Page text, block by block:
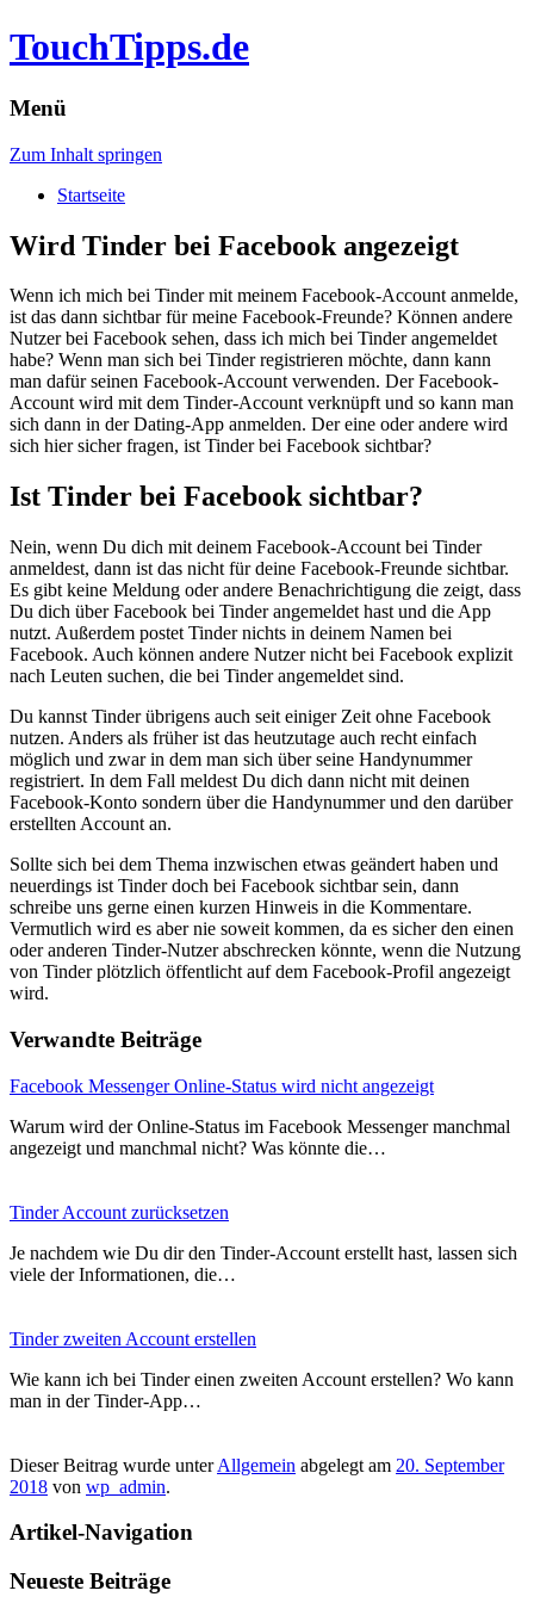
TouchTipps.de
Menü
Zum Inhalt springen
Startseite
Wird Tinder bei Facebook angezeigt
Wenn ich mich bei Tinder mit meinem Facebook-Account anmelde,
ist das dann sichtbar für meine Facebook-Freunde? Können andere
Nutzer bei Facebook sehen, dass ich mich bei Tinder angemeldet
habe? Wenn man sich bei Tinder registrieren möchte, dann kann
man dafür seinen Facebook-Account verwenden. Der Facebook-
Account wird mit dem Tinder-Account verknüpft und so kann man
sich dann in der Dating-App anmelden. Der eine oder andere wird
sich hier sicher fragen, ist Tinder bei Facebook sichtbar?
Ist Tinder bei Facebook sichtbar?
Nein, wenn Du dich mit deinem Facebook-Account bei Tinder
anmeldest, dann ist das nicht für deine Facebook-Freunde sichtbar.
Es gibt keine Meldung oder andere Benachrichtigung die zeigt, dass
Du dich über Facebook bei Tinder angemeldet hast und die App
nutzt. Außerdem postet Tinder nichts in deinem Namen bei
Facebook. Auch können andere Nutzer nicht bei Facebook explizit
nach Leuten suchen, die bei Tinder angemeldet sind.
Du kannst Tinder übrigens auch seit einiger Zeit ohne Facebook
nutzen. Anders als früher ist das heutzutage auch recht einfach
möglich und zwar in dem man sich über seine Handynummer
registriert. In dem Fall meldest Du dich dann nicht mit deinen
Facebook-Konto sondern über die Handynummer und den darüber
erstellten Account an.
Sollte sich bei dem Thema inzwischen etwas geändert haben und
neuerdings ist Tinder doch bei Facebook sichtbar sein, dann
schreibe uns gerne einen kurzen Hinweis in die Kommentare.
Vermutlich wird es aber nie soweit kommen, da es sicher den einen
oder anderen Tinder-Nutzer abschrecken könnte, wenn die Nutzung
von Tinder plötzlich öffentlicht auf dem Facebook-Profil angezeigt
wird.
Verwandte Beiträge
Facebook Messenger Online-Status wird nicht angezeigt
Warum wird der Online-Status im Facebook Messenger manchmal
angezeigt und manchmal nicht? Was könnte die…
Tinder Account zurücksetzen
Je nachdem wie Du dir den Tinder-Account erstellt hast, lassen sich
viele der Informationen, die…
Tinder zweiten Account erstellen
Wie kann ich bei Tinder einen zweiten Account erstellen? Wo kann
man in der Tinder-App…
Dieser Beitrag wurde unterAllgemein abgelegt am 20. September
2018 von wp_admin.
Artikel-Navigation
Neueste Beiträge